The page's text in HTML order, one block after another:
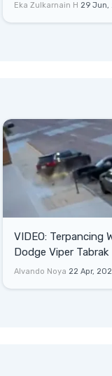
Eka Zulkarnain H 29 Jun,
VIDEO: Terpancing
Dodge Viper Tabrak
Saat Burnout
Alvando Noya 22 Apr,